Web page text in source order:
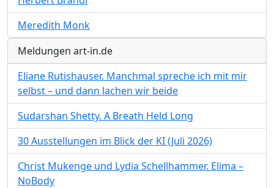
Meredith Monk
Meldungen art-in.de
Eliane Rutishauser. Manchmal spreche ich mit mir
selbst – und dann lachen wir beide
Sudarshan Shetty. A Breath Held Long
30 Ausstellungen im Blick der KI (Juli 2026)
Christ Mukenge und Lydia Schellhammer. Elima –
NoBody